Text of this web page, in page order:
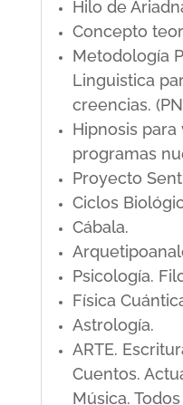
Hilo de
Concepto
Metodología
Linguistica
creencias.
Hipnosis
programas
Proyecto
Ciclos
Cábala.
Psicología.
Física
Astrología.
ARTE.
Cuentos.
Música.